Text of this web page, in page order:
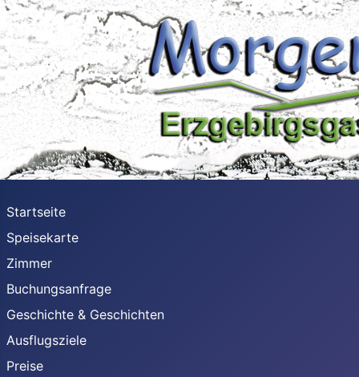
Startseite
Speisekarte
Zimmer
Buchungsanfrage
Geschichte & Geschichten
Ausflugsziele
Preise